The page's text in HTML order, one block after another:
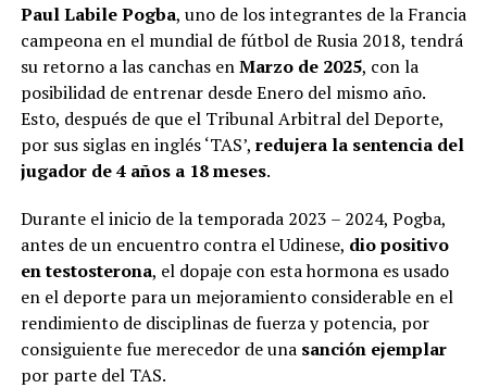
Paul Labile Pogba, uno de los integrantes de la Francia
campeona en el mundial de fútbol de Rusia 2018, tendrá
su retorno a las canchas enMarzo de 2025, con la
posibilidad de entrenar desde Enero del mismo año.
Esto, después de que el Tribunal Arbitral del Deporte,
por sus siglas en inglés ‘TAS’, redujera la sentencia del
jugador de 4 años a 18 meses.
Durante el inicio de la temporada 2023 – 2024, Pogba,
antes de un encuentro contra el Udinese, dio positivo
en testosterona, el dopaje con esta hormona es usado
en el deporte para un mejoramiento considerable en el
rendimiento de disciplinas de fuerza y potencia, por
consiguiente fue merecedor de una sanción ejemplar
por parte del TAS.